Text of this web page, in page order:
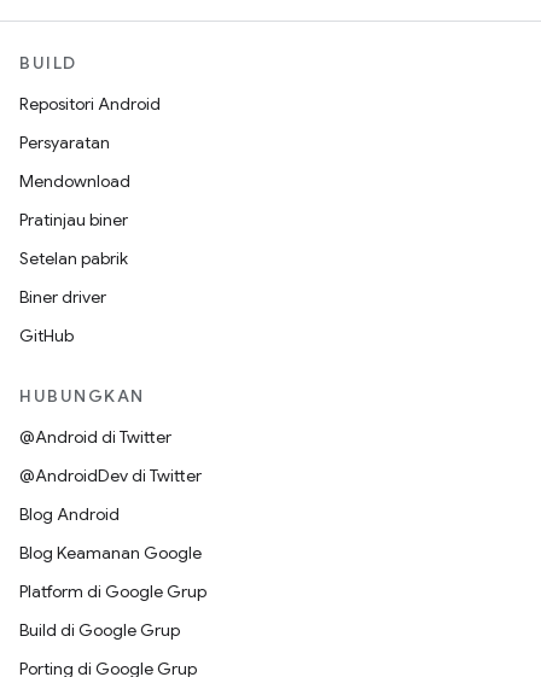
BUILD
Repositori Android
Persyaratan
Mendownload
Pratinjau biner
Setelan pabrik
Biner driver
GitHub
HUBUNGKAN
@Android di Twitter
@AndroidDev di Twitter
Blog Android
Blog Keamanan Google
Platform di Google Grup
Build di Google Grup
Porting di Google Grup